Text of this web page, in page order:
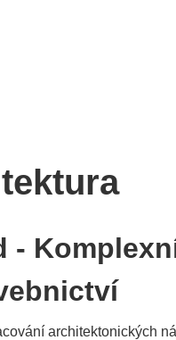
-
architektonických